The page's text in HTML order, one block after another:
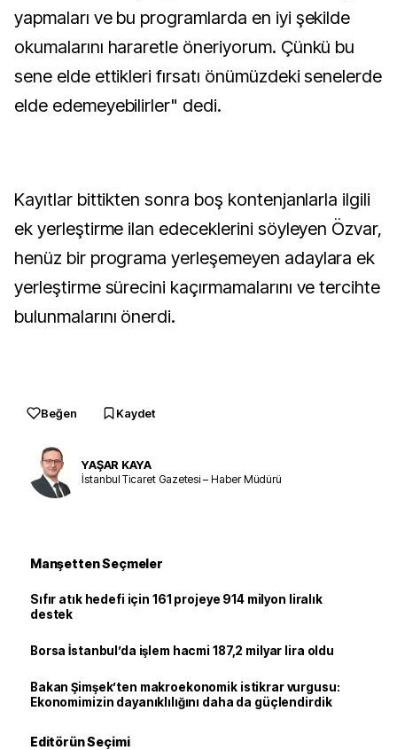
yapmaları ve bu programlarda en iyi şekilde
okumalarını hararetle öneriyorum. Çünkü bu
sene elde ettikleri fırsatı önümüzdeki senelerde
elde edemeyebilirler" dedi.
Kayıtlar bittikten sonra boş kontenjanlarla ilgili
ek yerleştirme ilan edeceklerini söyleyen Özvar,
henüz bir programa yerleşemeyen adaylara ek
yerleştirme sürecini kaçırmamalarını ve tercihte
bulunmalarını önerdi.
Beğen Kaydet
YAŞAR KAYA
İstanbul Ticaret Gazetesi – Haber Müdürü
Manşetten Seçmeler
Sıfır atık hedefi için 161 projeye 914 milyon liralık
destek
Borsa İstanbul’da işlem hacmi 187,2 milyar lira oldu
Bakan Şimşek’ten makroekonomik istikrar vurgusu:
Ekonomimizin dayanıklılığını daha da güçlendirdik
Editörün Seçimi